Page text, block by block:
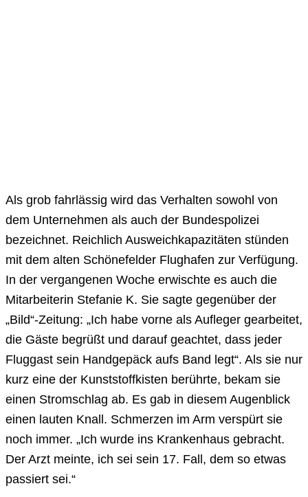
Als grob fahrlässig wird das Verhalten sowohl von
dem Unternehmen als auch der Bundespolizei
bezeichnet. Reichlich Ausweichkapazitäten stünden
mit dem alten Schönefelder Flughafen zur Verfügung.
In der vergangenen Woche erwischte es auch die
Mitarbeiterin Stefanie K. Sie sagte gegenüber der
„Bild“-Zeitung: „Ich habe vorne als Aufleger gearbeitet,
die Gäste begrüßt und darauf geachtet, dass jeder
Fluggast sein Handgepäck aufs Band legt“. Als sie nur
kurz eine der Kunststoffkisten berührte, bekam sie
einen Stromschlag ab. Es gab in diesem Augenblick
einen lauten Knall. Schmerzen im Arm verspürt sie
noch immer. „Ich wurde ins Krankenhaus gebracht.
Der Arzt meinte, ich sei sein 17. Fall, dem so etwas
passiert sei.“